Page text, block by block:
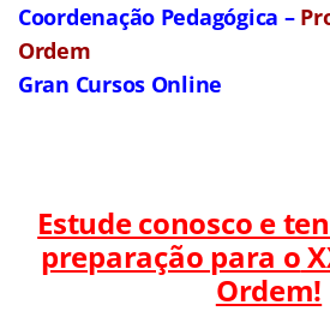
Coordenação Pedagógica –
Ordem
Gran Cursos Online
Estude conosco e
preparação para o
Ordem!